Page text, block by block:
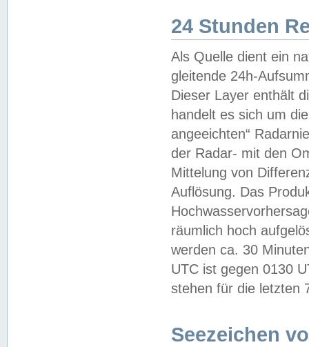
24 Stunden
Als Quelle dient ein
gleitende 24h-
Dieser Layer enthält
handelt es sich um
angeeichten“
der Radar- mit den
Mittelung von
Auflösung. Das
räumlich hoch
werden ca. 30
UTC ist gegen 0130
stehen für die letzten
Seezeichen